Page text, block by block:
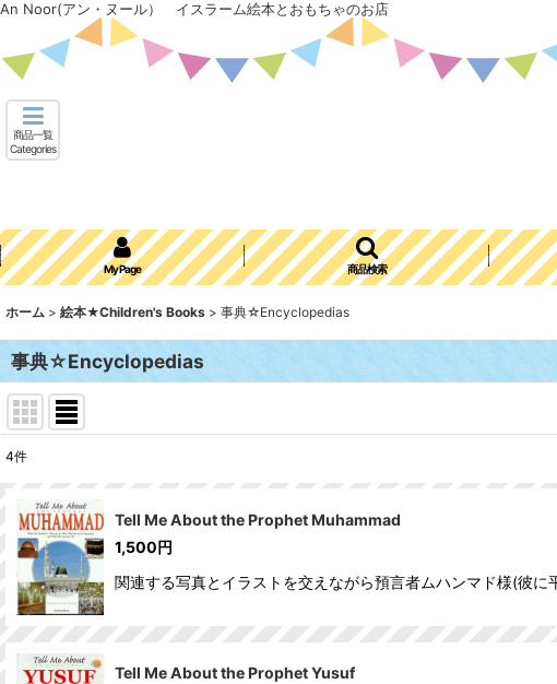
An Noor(アン・ヌール） イスラーム絵本とおもちゃのお店
商品一覧
Categories
My Page 商品検索
ホーム > 絵本★Children's Books > 事典☆Encyclopedias
事典☆Encyclopedias
並び順:
4件
Tell Me About the Prophet Muhammad
1,500円
関連する写真とイラストを交えながら預言者ムハンマド様(彼
Tell Me About the Prophet Yusuf